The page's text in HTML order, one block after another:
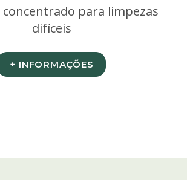
para limpezas
difíceis
+ INFORMAÇÕES